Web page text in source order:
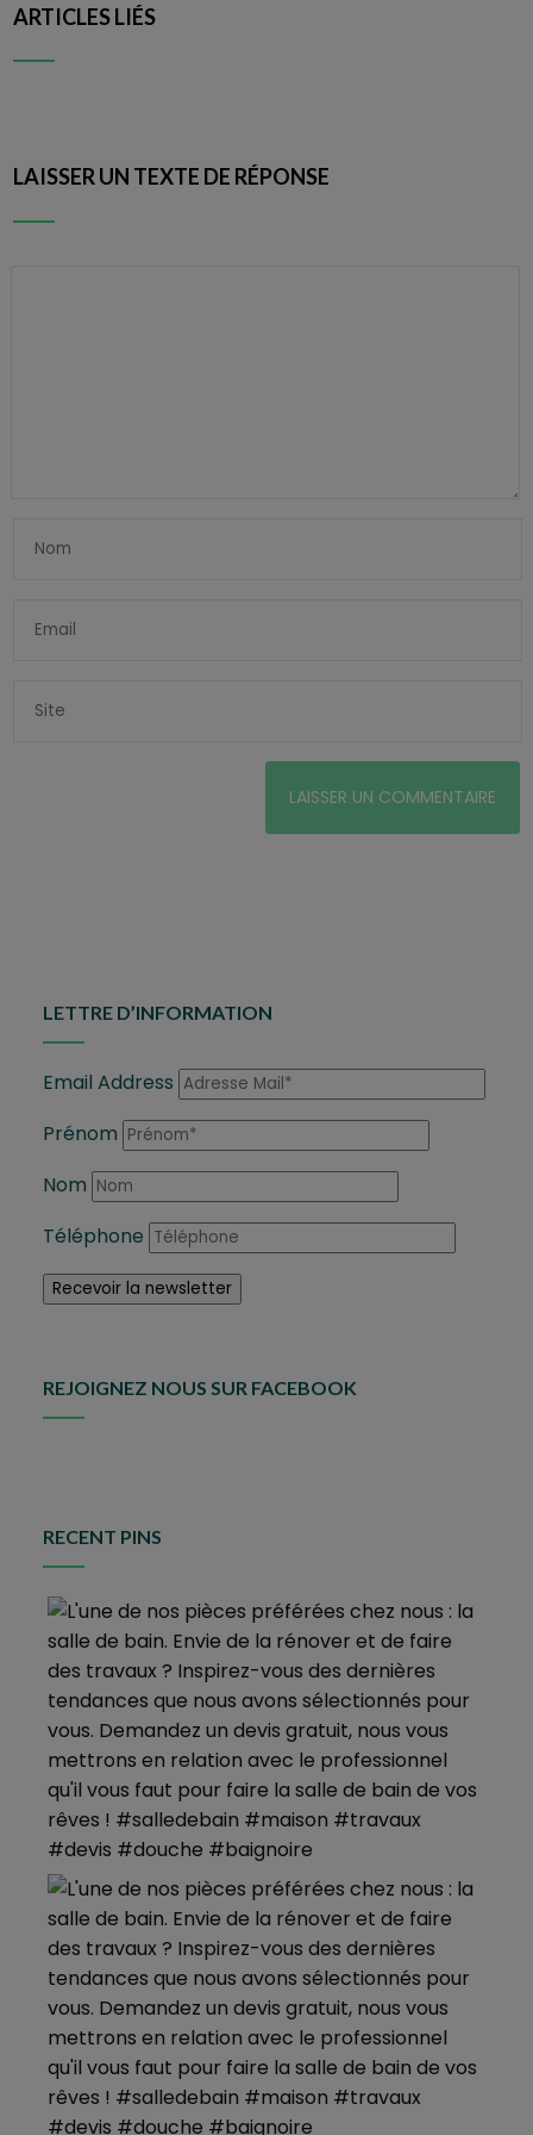
ARTICLES LIÉS
LAISSER UN TEXTE DE RÉPONSE
LETTRE D’INFORMATION
Email Address
Prénom
Nom
Téléphone
REJOIGNEZ NOUS SUR FACEBOOK
RECENT PINS